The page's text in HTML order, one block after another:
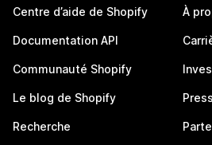
Centre d’aide de Shopify
Documentation API
Communauté Shopify
Le blog de Shopify
Recherche
À